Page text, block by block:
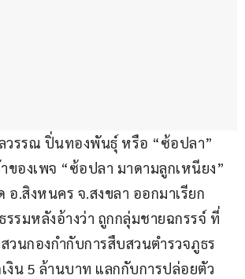
วรรณ ปิ่นทองพันธุ์ หรือ “ซ้อปลา”
ของเพจ “ซ้อปลา มาดามลูกเหนียง”
.สิงหนคร จ.สงขลา ออกมาเรียก
รรมหลังอ้างว่า ถูกกลุ่มชายฉกรรจ์ ที่
วนกองกำกับการสืบสวนตำรวจภูธร
งิน 5 ล้านบาท แลกกับการปล่อยตัว